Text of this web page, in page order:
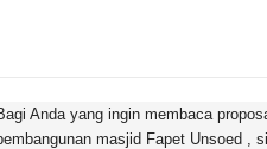
Anda yang ingin membaca
masjid Fapet Unsoed ,